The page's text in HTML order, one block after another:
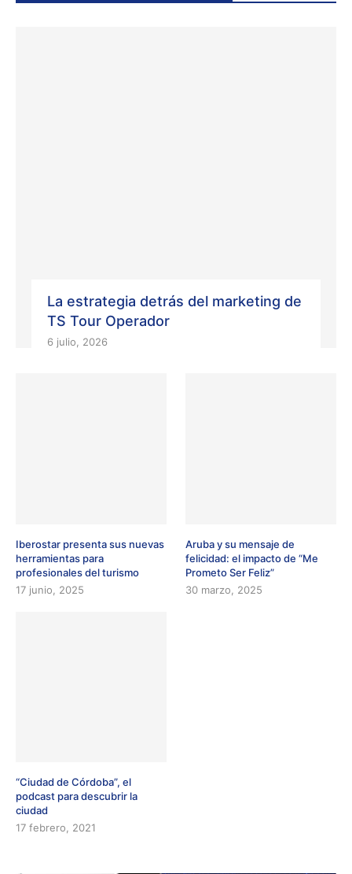
La estrategia detrás del marketing de
TS Tour Operador
6 julio, 2026
Iberostar presenta sus nuevas
herramientas para
profesionales del turismo
17 junio, 2025
Aruba y su mensaje de
felicidad: el impacto de “Me
Prometo Ser Feliz”
30 marzo, 2025
“Ciudad de Córdoba”, el
podcast para descubrir la
ciudad
17 febrero, 2021